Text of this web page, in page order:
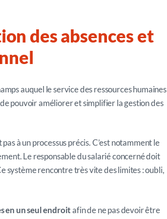
des absences et
auquel le service des ressources humaines
pouvoir améliorer et simplifier la gestion des
à un processus précis. C’est notamment le
Le responsable du salarié concerné doit
système rencontre très vite des limites : oubli,
en un seul endroitafin de ne pas devoir être